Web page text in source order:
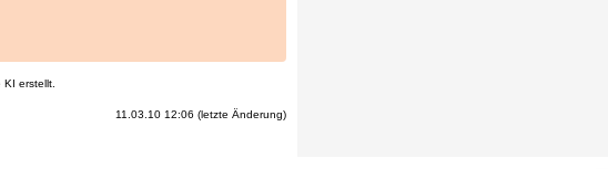
KI erstellt.
11.03.10 12:06 (letzte Änderung)